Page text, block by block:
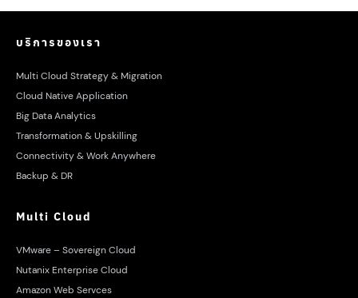
บริการของเรา
Multi Cloud Strategy & Migration
Cloud Native Application
Big Data Analytics
Transformation & Upskilling
Connectivity & Work Anywhere
Backup & DR
Multi Cloud
VMware – Sovereign Cloud
Nutanix Enterprise Cloud
Amazon Web Servces